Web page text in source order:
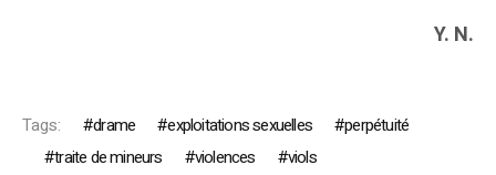
Y. N.
Tags: drame exploitations sexuelles
perpétuité
traite de mineurs
violences viols